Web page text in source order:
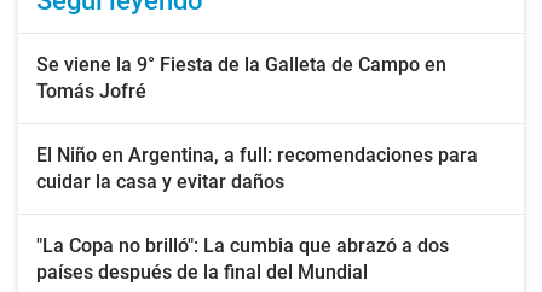
Se viene la 9° Fiesta de la Galleta de Campo en
Tomás Jofré
El Niño en Argentina, a full: recomendaciones para
cuidar la casa y evitar daños
"La Copa no brilló": La cumbia que abrazó a dos
países después de la final del Mundial